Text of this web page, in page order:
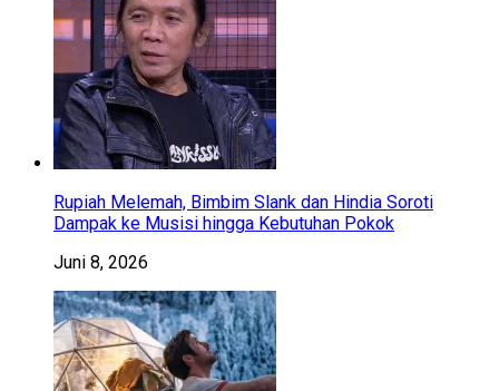
Rupiah Melemah, Bimbim Slank dan Hindia Soroti
Dampak ke Musisi hingga Kebutuhan Pokok
Juni 8, 2026